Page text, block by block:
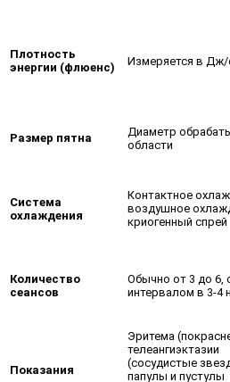
Плотность
энергии (флюенс)
Измеряется в Дж/
Размер пятна
Диаметр
области
Система
охлаждения
Контактное
воздушное
криогенный спрей
Количество
сеансов
Обычно от 3 до 6,
интервалом в 3-4
Показания
Эритема
телеангиэктазии
(сосудистые
папулы и пустулы